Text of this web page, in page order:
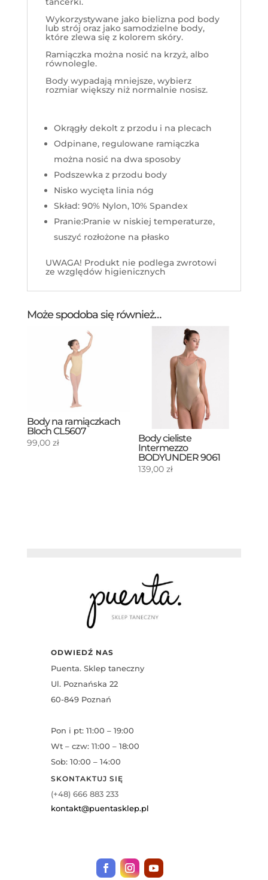
Wykorzystywane jako bielizna pod body
lub strój oraz jako samodzielne body,
które zlewa się z kolorem skóry.
Ramiączka można nosić na krzyż, albo
równolegle.
Body wypadają mniejsze, wybierz
rozmiar większy niż normalnie nosisz.
Okrągły dekolt z przodu i na plecach
Odpinane, regulowane ramiączka
można nosić na dwa sposoby
Podszewka z przodu body
Nisko wycięta linia nóg
Skład: 90% Nylon, 10% Spandex
Pranie:Pranie w niskiej temperaturze,
suszyć rozłożone na płasko
UWAGA! Produkt nie podlega zwrotowi
ze względów higienicznych
Może spodoba się również…
Body na ramiączkach
Bloch CL5607
99,00 zł
Body cieliste
Intermezzo
BODYUNDER 9061
139,00zł
ODWIEDŹ NAS
Puenta. Sklep taneczny
Ul. Poznańska 22
60-849 Poznań
Pon i pt: 11:00 – 19:00
Wt – czw: 11:00 – 18:00
Sob: 10:00 – 14:00
SKONTAKTUJ SIĘ
(+48) 666 883 233
kontakt@puentasklep.pl